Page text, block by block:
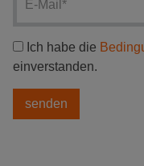
Ich habe die
einverstanden.